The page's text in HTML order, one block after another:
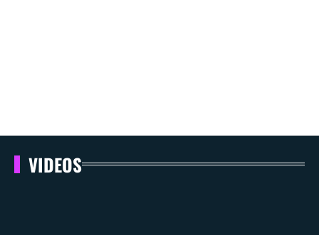
VIDEOS